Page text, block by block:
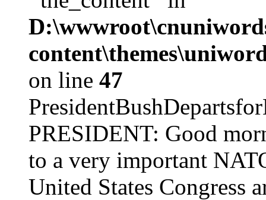
on line 47
PRESIDENT: Good
to a very important
United States Congress